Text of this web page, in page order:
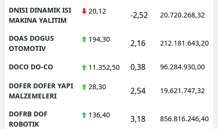
DNISI DINAMIK ISI
MAKINA YALITIM
20,12 -2,52 20.720.268,32
DOAS DOGUS
OTOMOTIV
194,30 2,16 212.181.643,20
DOCO DO-CO 11.352,50 0,38 96.284.930,00
DOFER DOFER YAPI
MALZEMELERI
28,30 2,54 19.621.747,32
DOFRB DOF
ROBOTIK
136,40 3,18 856.816.246,40